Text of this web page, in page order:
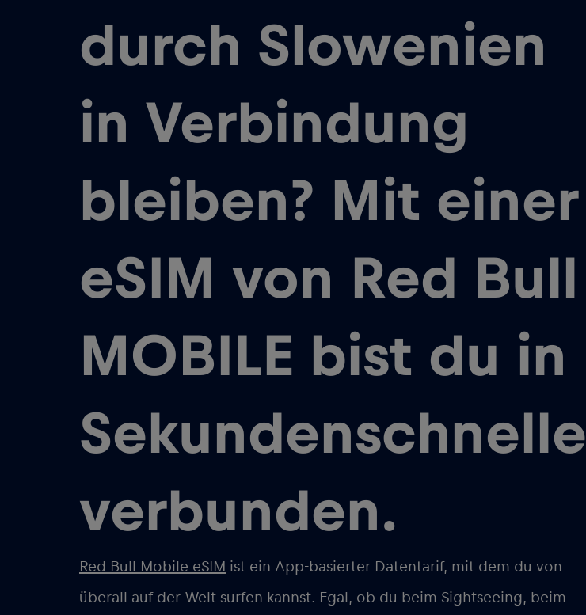
durch Slowenien
in Verbindung
bleiben? Mit einer
eSIM von Red Bull
MOBILE bist du in
Sekundenschnelle
verbunden.
Red Bull Mobile eSIM ist ein App-basierter Datentarif, mit dem du von
überall auf der Welt surfen kannst. Egal, ob du beim Sightseeing, beim